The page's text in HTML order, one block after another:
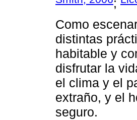
;
Como
distintas
habitable y
disfrutar la
el clima y el
extraño, y el
seguro.